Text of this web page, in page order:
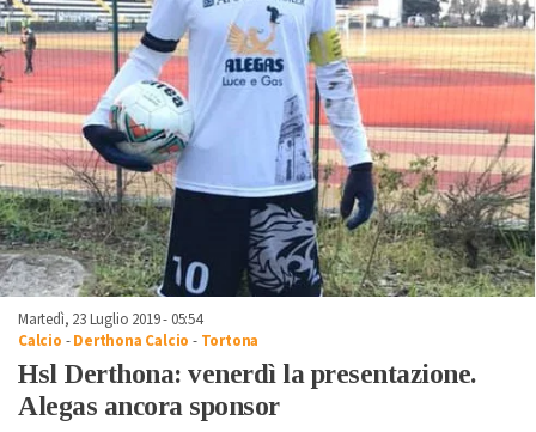
Martedì, 23 Luglio 2019 - 05:54
Calcio -Derthona Calcio - Tortona
Hsl Derthona: venerdì la presentazione.
Alegas ancora sponsor